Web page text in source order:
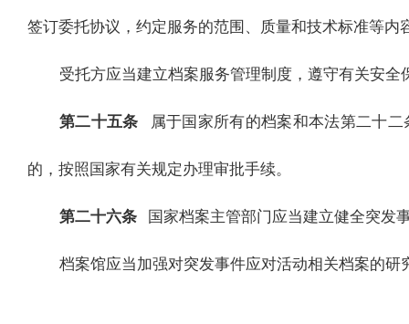
签订委托协议，约定服务的范围、质量和技术标准等内
受托方应当建立档案服务管理制度，遵守有关安全
第二十五条 属于国家所有的档案和本法第二十
的，按照国家有关规定办理审批手续。
第二十六条 国家档案主管部门应当建立健全突发
档案馆应当加强对突发事件应对活动相关档案的